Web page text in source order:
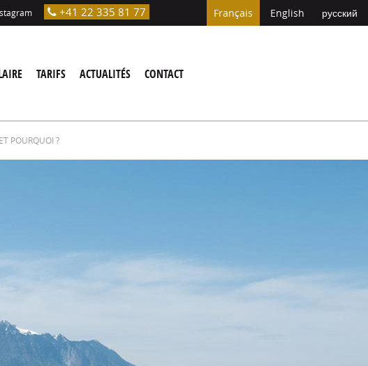
 +41 22 335 81 77 Français English русский
TARIFS ACTUALITÉS CONTACT
POURQUOI ?